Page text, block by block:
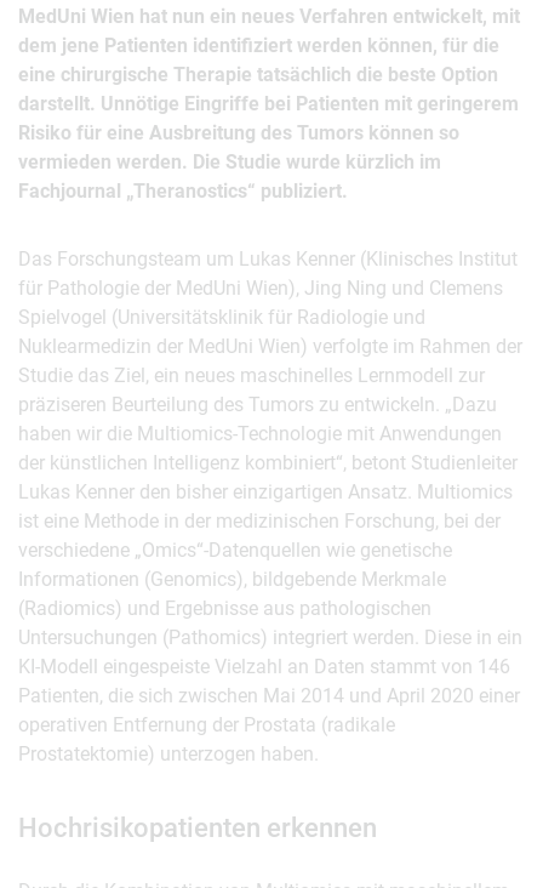
MedUni Wien hat nun ein neues Verfahren entwickelt, mit
dem jene Patienten identifiziert werden können, für die
eine chirurgische Therapie tatsächlich die beste Option
darstellt. Unnötige Eingriffe bei Patienten mit geringerem
Risiko für eine Ausbreitung des Tumors können so
vermieden werden. Die Studie wurde kürzlich im
Fachjournal „Theranostics“ publiziert.
Das Forschungsteam um Lukas Kenner (Klinisches Institut
für Pathologie der MedUni Wien), Jing Ning und Clemens
Spielvogel (Universitätsklinik für Radiologie und
Nuklearmedizin der MedUni Wien) verfolgte im Rahmen der
Studie das Ziel, ein neues maschinelles Lernmodell zur
präziseren Beurteilung des Tumors zu entwickeln. „Dazu
haben wir die Multiomics-Technologie mit Anwendungen
der künstlichen Intelligenz kombiniert“, betont Studienleiter
Lukas Kenner den bisher einzigartigen Ansatz. Multiomics
ist eine Methode in der medizinischen Forschung, bei der
verschiedene „Omics“-Datenquellen wie genetische
Informationen (Genomics), bildgebende Merkmale
(Radiomics) und Ergebnisse aus pathologischen
Untersuchungen (Pathomics) integriert werden. Diese in ein
KI-Modell eingespeiste Vielzahl an Daten stammt von 146
Patienten, die sich zwischen Mai 2014 und April 2020 einer
operativen Entfernung der Prostata (radikale
Prostatektomie) unterzogen haben.
Hochrisikopatienten erkennen